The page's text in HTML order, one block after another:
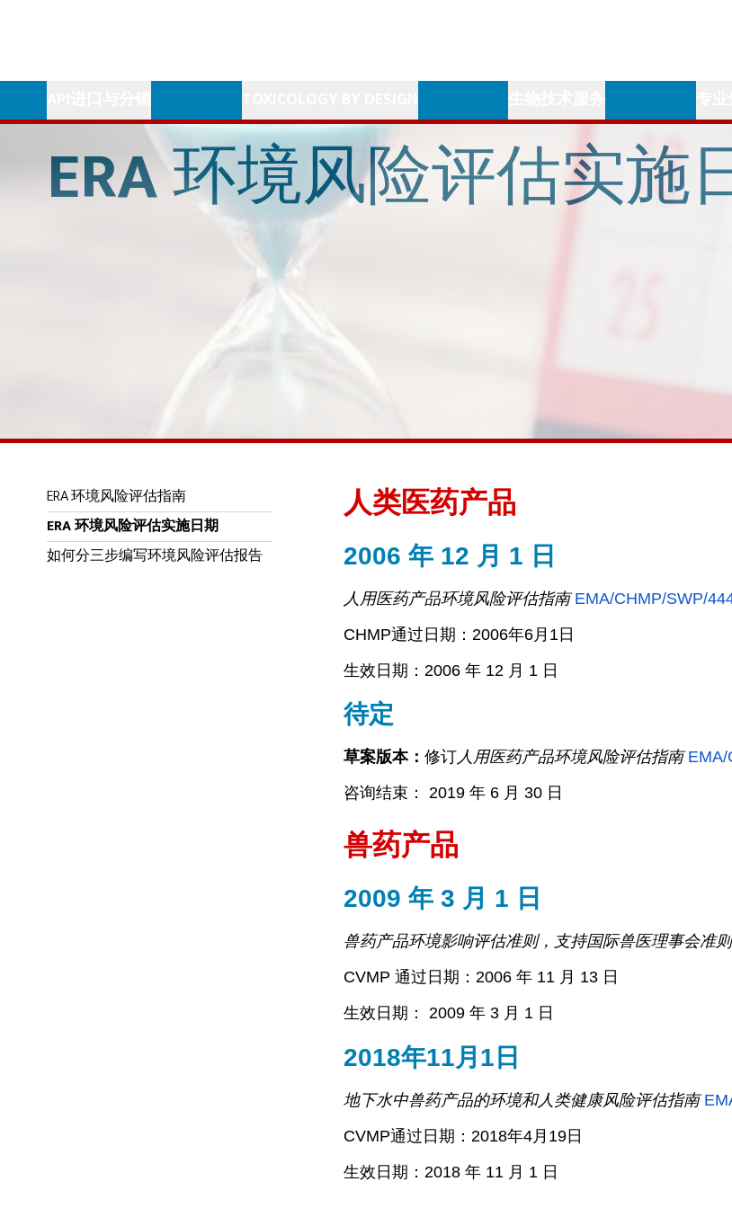
ERA环境风险评估实施
ERA 环境风险评估指南
ERA 环境风险评估实施日期
如何分三步编写环境风险评估报告
人类医药产品
2006 年 12 月 1 日
人用医药产品环境风险评估指南 EMA/CHMP/SWP/
CHMP通过日期：2006年6月1日
生效日期：2006 年 12 月 1 日
待定
草案版本： 修订人用医药产品环境风险评估指南 EMA/
咨询结束： 2019 年 6 月 30 日
兽药产品
2009 年 3 月 1 日
兽药产品环境影响评估准则，支持国际兽医理事会准
CVMP 通过日期：2006 年 11 月 13 日
生效日期： 2009 年 3 月 1 日
2018年11月1日
地下水中兽药产品的环境和人类健康风险评估指南
CVMP通过日期：2018年4月19日
生效日期：2018 年 11 月 1 日